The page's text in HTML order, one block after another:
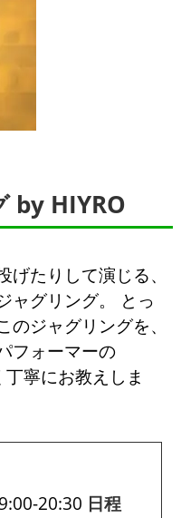
by HIYRO
たりして演じる、
ャグリング。 とっ
ジャグリングを、
フォーマーの
寧にお教えしま
20:30 日程